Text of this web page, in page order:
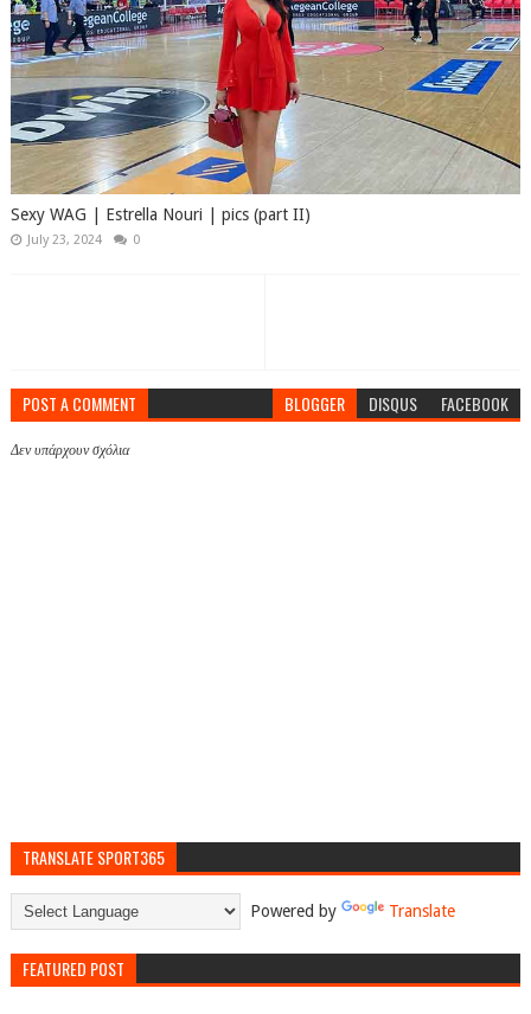
Sexy WAG | Estrella Nouri | pics (part II)
July 23, 2024 0
POST A COMMENT BLOGGER DISQUS FACEBOOK
Δεν υπάρχουν σχόλια
TRANSLATE SPORT365
Powered by Translate
FEATURED POST